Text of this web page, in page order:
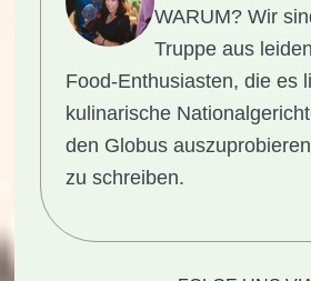
WARUM? Wir
Truppe aus
Food-Enthusiasten, die es
kulinarische
den Globus
zu schreiben.